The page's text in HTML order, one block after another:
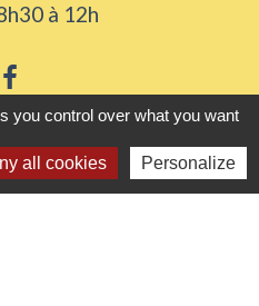
à 12h
utiles
you control over what you want
all cookies Personalize